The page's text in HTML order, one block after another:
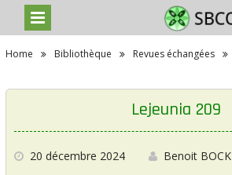
Home Bibliothèque Revues échangées
Lejeunia 209
20 décembre 2024 Benoit BOCK